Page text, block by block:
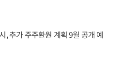
, 추가 주주환원 계획 9월 공개 예